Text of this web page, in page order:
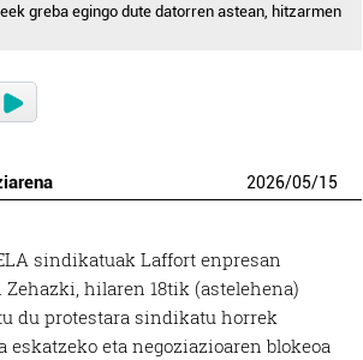
greba egingo dute datorren astean, hitzarmen
2026/05/15
sindikatuak Laffort enpresan
Zehazki, hilaren 18tik (astelehena)
du protestara sindikatu horrek
eta negoziazioaren blokeoa